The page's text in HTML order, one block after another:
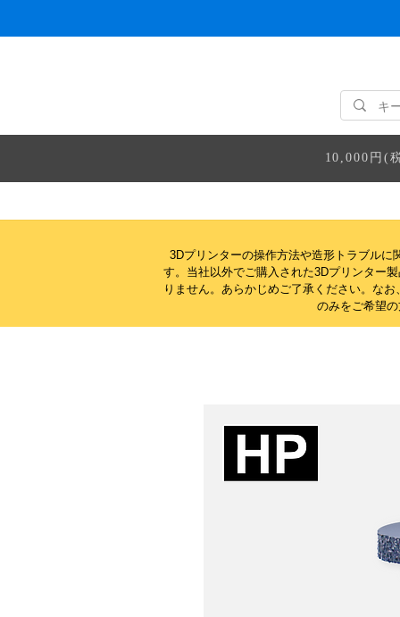
10,000円(
3Dプリンターの操作方法や造形トラブル
す。当社以外でご購入された3Dプリンター
りません。 あらかじめご了承ください。な
のみをご希望